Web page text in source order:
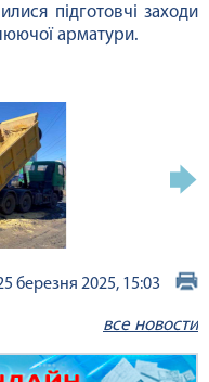
підготовчі заходи
арматури.
березня 2025, 15:03
все новости